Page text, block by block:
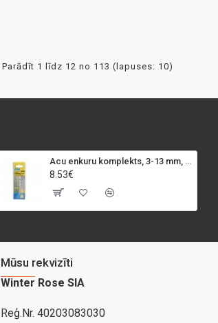
Parādīt 1 līdz 12 no 113 (lapuses: 10)
Acu enkuru komplekts, 3-13 mm, Rapid, 12 gab.
8.53€
Mūsu rekvizīti
Winter Rose SIA
Reģ.Nr. 40203083030